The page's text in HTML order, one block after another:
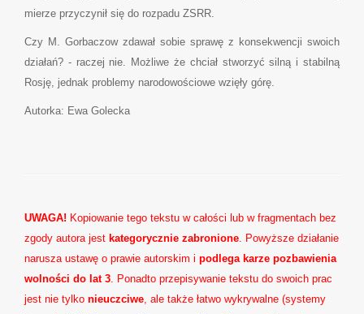
mierze przyczynił się do rozpadu ZSRR.
Czy M. Gorbaczow zdawał sobie sprawę z konsekwencji swoich
działań? - raczej nie. Możliwe że chciał stworzyć silną i stabilną
Rosję, jednak problemy narodowościowe wzięły górę.
Autorka: Ewa Golecka
UWAGA! Kopiowanie tego tekstu w całości lub w fragmentach bez
zgody autora jest kategorycznie zabronione. Powyższe działanie
narusza ustawę o prawie autorskim i podlega karze pozbawienia
wolności do lat 3. Ponadto przepisywanie tekstu do swoich prac
jest nie tylko nieuczciwe, ale także łatwo wykrywalne (systemy